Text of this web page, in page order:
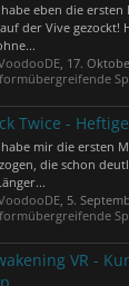
eben die
der Vive gezockt!
, 17.
Twice -
mir die ersten
die schon
, 5.
VR -